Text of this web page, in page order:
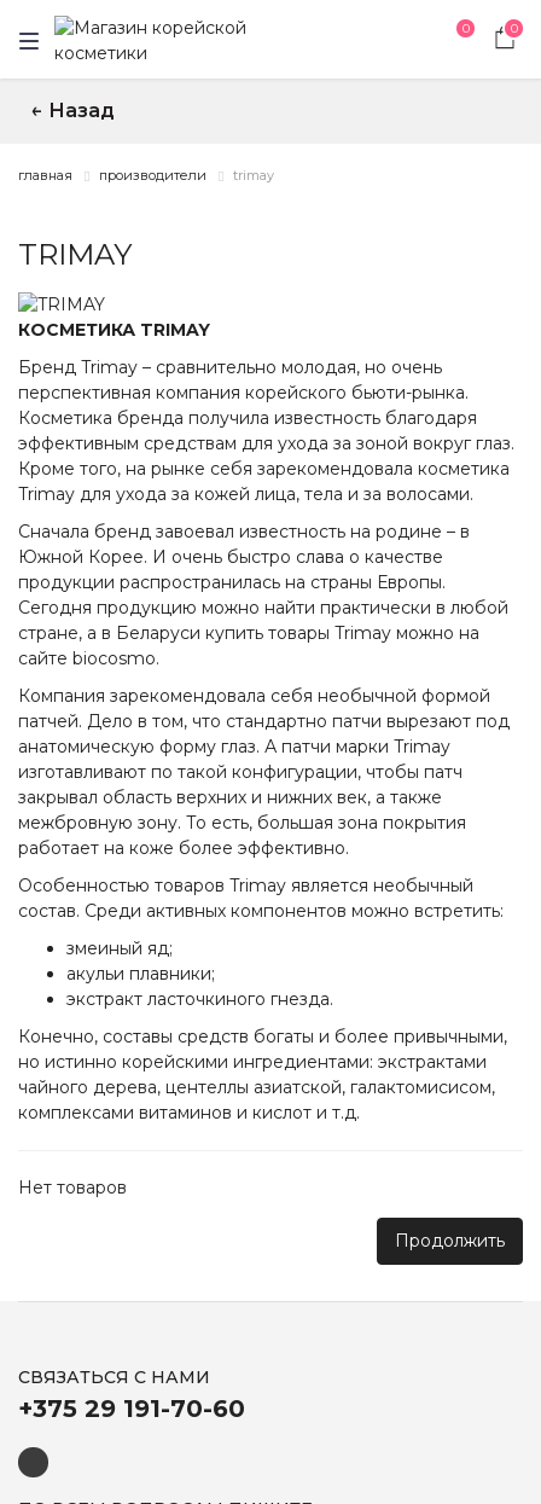
0 0
↑ Назад
главная производители trimay
TRIMAY
КОСМЕТИКА TRIMAY
Бренд Trimay – сравнительно молодая, но очень
перспективная компания корейского бьюти-рынка.
Косметика бренда получила известность благодаря
эффективным средствам для ухода за зоной вокруг глаз.
Кроме того, на рынке себя зарекомендовала косметика
Trimay для ухода за кожей лица, тела и за волосами.
Сначала бренд завоевал известность на родине – в
Южной Корее. И очень быстро слава о качестве
продукции распространилась на страны Европы.
Сегодня продукцию можно найти практически в любой
стране, а в Беларуси купить товары Trimay можно на
сайте biocosmo.
Компания зарекомендовала себя необычной формой
патчей. Дело в том, что стандартно патчи вырезают под
анатомическую форму глаз. А патчи марки Trimay
изготавливают по такой конфигурации, чтобы патч
закрывал область верхних и нижних век, а также
межбровную зону. То есть, большая зона покрытия
работает на коже более эффективно.
Особенностью товаров Trimay является необычный
состав. Среди активных компонентов можно встретить:
змеиный яд;
акульи плавники;
экстракт ласточкиного гнезда.
Конечно, составы средств богаты и более привычными,
но истинно корейскими ингредиентами: экстрактами
чайного дерева, центеллы азиатской, галактомисисом,
комплексами витаминов и кислот и т.д.
Нет товаров
Продолжить
СВЯЗАТЬСЯ С НАМИ
+375 29 191-70-60